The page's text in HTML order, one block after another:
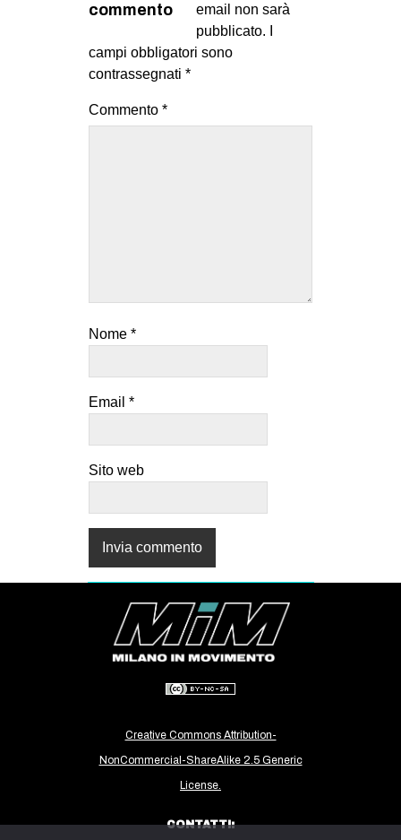
commento
email non sarà
pubblicato.
campi obbligatori sono
contrassegnati *
Commento *
Nome *
Email *
Sito web
Creative Commons Attribution-
NonCommercial-ShareAlike 2.5 Generic
License.
CONTATTI: